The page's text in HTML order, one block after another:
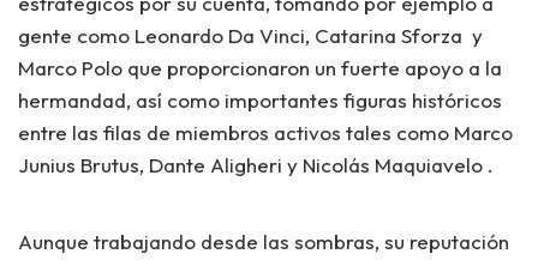
gente como Leonardo Da Vinci, Catarina Sforza y
Marco Polo que proporcionaron un fuerte apoyo a la
hermandad, así como importantes figuras históricos
entre las filas de miembros activos tales como Marco
Junius Brutus, Dante Aligheri y Nicolás Maquiavelo .
Aunque trabajando desde las sombras, su reputación